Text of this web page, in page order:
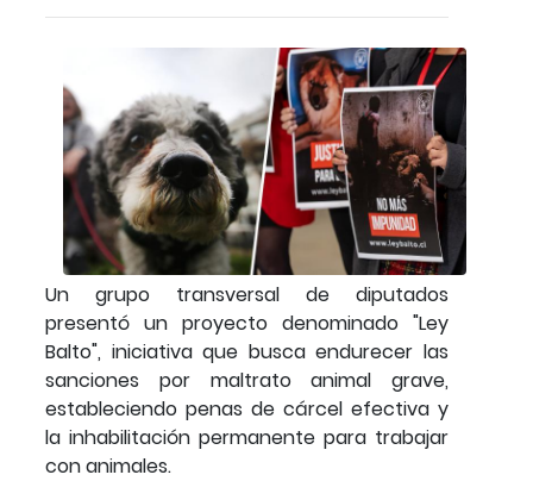
Un grupo transversal de diputados
presentó un proyecto denominado "Ley
Balto", iniciativa que busca endurecer las
sanciones por maltrato animal grave,
estableciendo penas de cárcel efectiva y
la inhabilitación permanente para trabajar
con animales.